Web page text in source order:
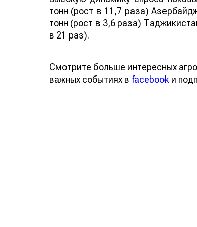
тонн (рост в 11,7 раза)
тонн (рост в 3,6 раза)
в 21 раз).
Смотрите больше интересных
важных событиях в facebook и